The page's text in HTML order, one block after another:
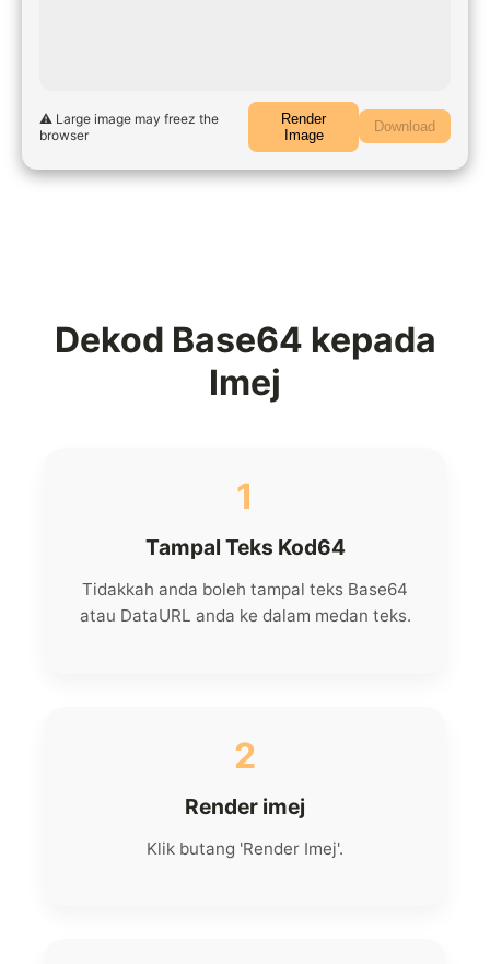
⚠️ Large image may freez the
browser
Render
Image
Download
Dekod Base64 kepada
Imej
1
Tampal Teks Kod64
Tidakkah anda boleh tampal teks Base64
atau DataURL anda ke dalam medan teks.
2
Render imej
Klik butang 'Render Imej'.